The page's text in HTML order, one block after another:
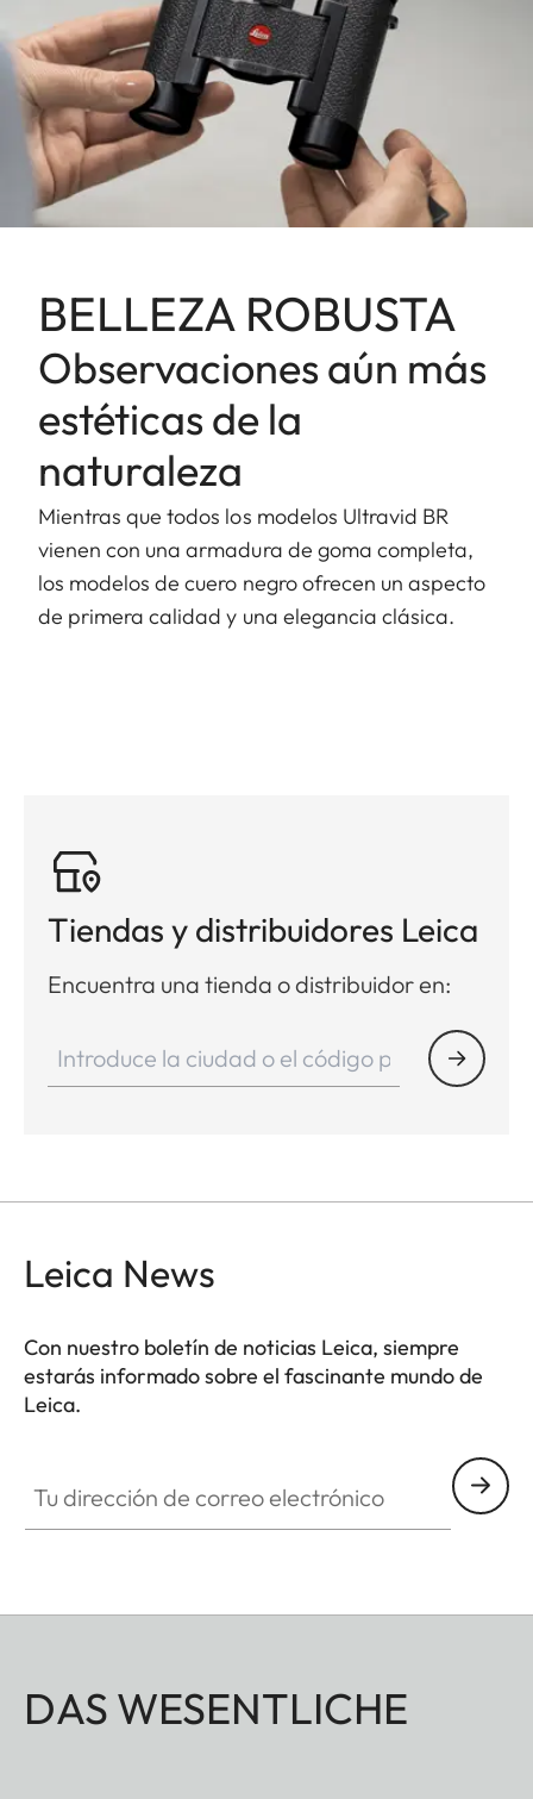
BELLEZA ROBUSTA
Observaciones aún más
estéticas de la
naturaleza
Mientras que todos los modelos Ultravid BR
vienen con una armadura de goma completa,
los modelos de cuero negro ofrecen un aspecto
de primera calidad y una elegancia clásica.
Tiendas y distribuidores Leica
Encuentra una tienda o distribuidor en:
Leica News
Con nuestro boletín de noticias Leica, siempre
estarás informado sobre el fascinante mundo de
Leica.
DAS WESENTLICHE